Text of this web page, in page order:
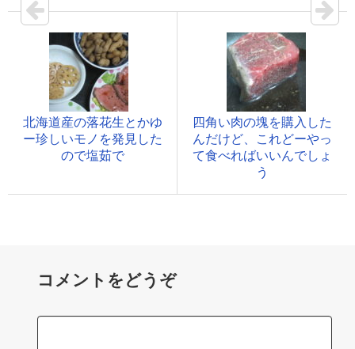
北海道産の落花生とかゆ
ー珍しいモノを発見した
ので塩茹で
四角い肉の塊を購入した
んだけど、これどーやっ
て食べればいいんでしょ
う
コメントをどうぞ